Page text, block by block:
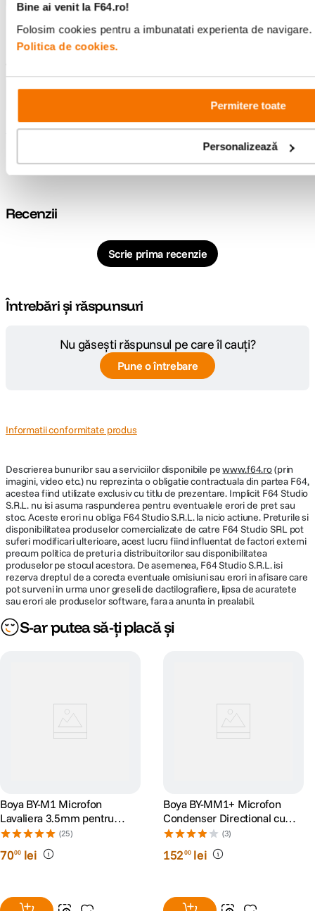
Bine ai venit la F64.ro!
Folosim cookies pentru a imbunatati experienta de
Politica de cookies.
Permitere toate
Personalizează
Utilizare Podcast/ Broadcast
Raportează o eroare
Recenzii
Scrie prima recenzie
Întrebări și răspunsuri
Nu găsești răspunsul pe care îl cauți?
Pune o întrebare
Informatii conformitate produs
Descrierea bunurilor sau a serviciilor disponibile pewww.f64.ro(prin
imagini, video etc.) nu reprezinta o obligatie contractuala din partea F64,
acestea fiind utilizate exclusiv cu titlu de prezentare. Implicit F64 Studio
S.R.L. nu isi asuma raspunderea pentru eventualele erori de pret sau
stoc. Aceste erori nu obliga F64 Studio S.R.L. la nicio actiune. Preturile si
disponibilitatea produselor comercializate de catre F64 Studio SRL pot
suferi modificari ulterioare, acest lucru fiind influentat de factori externi
precum politica de preturi a distribuitorilor sau disponibilitatea
produselor pe stocul acestora. De asemenea, F64 Studio S.R.L. isi
rezerva dreptul de a corecta eventuale omisiuni sau erori in afisare care
pot surveni in urma unor greseli de dactilografiere, lipsa de acuratete
sau erori ale produselor software, fara a anunta in prealabil.
S-ar putea să-ți placă și
Boya BY-M1 Microfon
Lavaliera 3.5mm pentru
Smartphone si Camera
(25)
7000 lei
Boya BY-MM1+ Microfon
Condenser Directional cu
Alimentare
(3)
15200 lei